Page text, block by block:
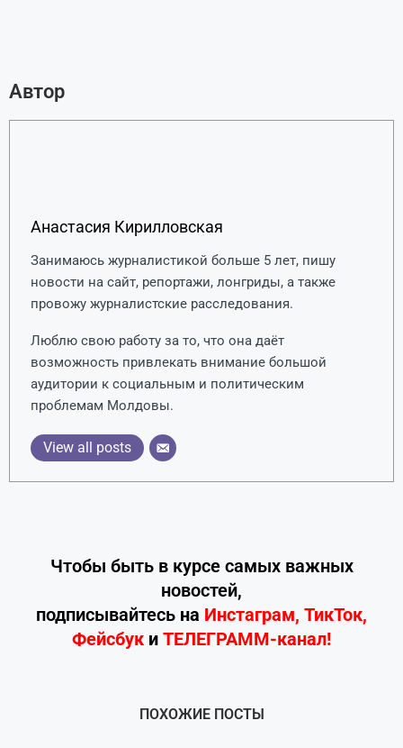
Автор
Анастасия Кирилловская
Занимаюсь журналистикой больше 5 лет, пишу
новости на сайт, репортажи, лонгриды, а также
провожу журналистские расследования.
Люблю свою работу за то, что она даёт
возможность привлекать внимание большой
аудитории к социальным и политическим
проблемам Молдовы.
View all posts
Чтобы быть в курсе самых важных
новостей,
подписывайтесь на Инстаграм, ТикТок,
Фейсбук и ТЕЛЕГРАММ-канал!
ПОХОЖИЕ ПОСТЫ